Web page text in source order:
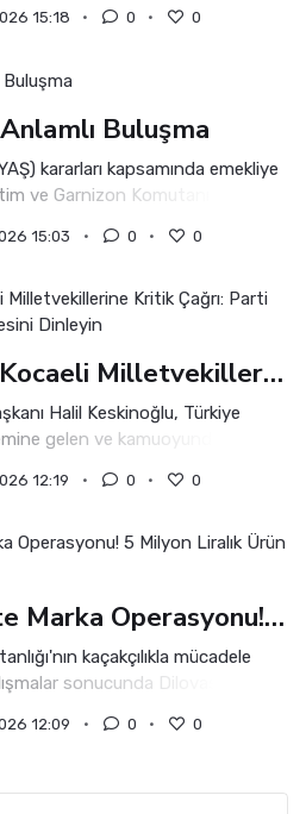
15:18 0 0
Buluşma
kararları kapsamında emekliye
ve Garnizon Komutanı
15:03 0 0
Keskinoğlu'ndan Kocaeli Milletvekillerine Kritik Çağrı: Parti Talimatını Değil, Milletin Sesini Dinleyin
Halil Keskinoğlu, Türkiye
gelen ve kamuoyunda "Millî
ilişkin dikkat çeken
12:19 0 0
Dilovası'nda Sahte Marka Operasyonu! 5 Milyon Liralık Ürün Ele Geçirildi
kaçakçılıkla mücadele
sonucunda Dilovası'nda
12:09 0 0